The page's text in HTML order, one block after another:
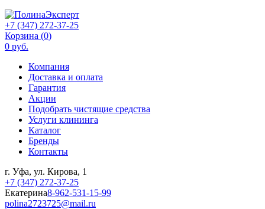
+7 (347) 272-37-25
Корзина (0)
0 руб.
Компания
Доставка и оплата
Гарантия
Акции
Подобрать чистящие средства
Услуги клининга
Каталог
Бренды
Контакты
г. Уфа, ул. Кирова, 1
+7 (347) 272-37-25
Екатерина8-962-531-15-99
polina2723725@mail.ru